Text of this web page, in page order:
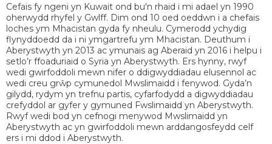
Cefais fy ngeni yn Kuwait ond bu'n rhaid i mi adael yn 1990
oherwydd rhyfel y Gwlff. Dim ond 10 oed oeddwn i a chefais
loches ym Mhacistan gyda fy nheulu. Cymerodd ychydig
flynyddoedd da i ni ymgartrefu ym Mhacistan. Deuthum i
Aberystwyth yn 2013 ac ymunais ag Aberaid yn 2016 i helpu i
setlo’r ffoaduriaid o Syria yn Aberystwyth. Ers hynny, rwyf
wedi gwirfoddoli mewn nifer o ddigwyddiadau elusennol ac
wedi creu grŵp cymunedol Mwslimaidd i fenywod. Gyda’n
gilydd, rydym yn trefnu partis, cyfarfodydd a digwyddiadau
crefyddol ar gyfer y gymuned Fwslimaidd yn Aberystwyth.
Rwyf wedi bod yn cefnogi menywod Mwslimaidd yn
Aberystwyth ac yn gwirfoddoli mewn arddangosfeydd celf
ers i mi ddod i Aberystwyth.